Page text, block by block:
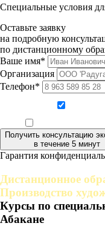
Специальные условия
Оставьте заявку
на подробную
по дистанционному
Ваше имя*
Организация
Телефон*
Получить консультацию
в течение 5 минут
Гарантия
Дистанционное
Производство
Курсы по
Абакане